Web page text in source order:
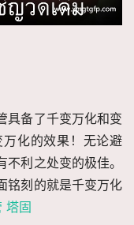
具备了千变万化和变
化的效果！无论避
利之处变的极佳。
铭刻的就是千变万化
塔固